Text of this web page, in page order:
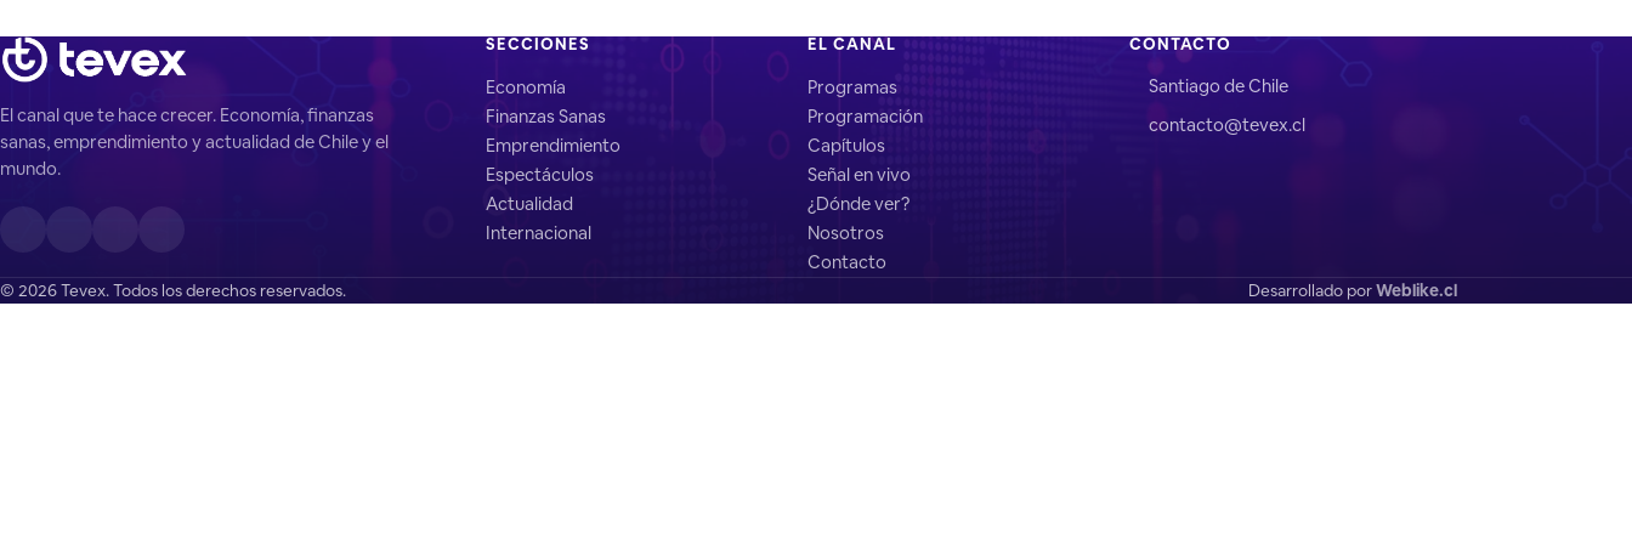
El canal que te hace crecer. Economía, finanzas
sanas, emprendimiento y actualidad de Chile y el
mundo.
SECCIONES
Economía
Finanzas Sanas
Emprendimiento
Espectáculos
Actualidad
Internacional
EL CANAL
Programas
Programación
Capítulos
Señal en vivo
¿Dónde ver?
Nosotros
Contacto
CONTACTO
Santiago de Chile
contacto@tevex.cl
© 2026 Tevex. Todos los derechos reservados. Desarrollado porWeblike.cl